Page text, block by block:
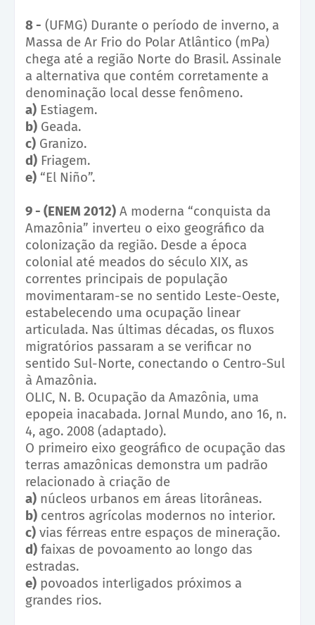
8 - (UFMG) Durante o período de inverno, a
Massa de Ar Frio do Polar Atlântico (mPa)
chega até a região Norte do Brasil. Assinale
a alternativa que contém corretamente a
denominação local desse fenômeno.
a) Estiagem.
b) Geada.
c) Granizo.
d) Friagem.
e) “El Niño”.
9 - (ENEM 2012) A moderna “conquista da
Amazônia” inverteu o eixo geográfico da
colonização da região. Desde a época
colonial até meados do século XIX, as
correntes principais de população
movimentaram-se no sentido Leste-Oeste,
estabelecendo uma ocupação linear
articulada. Nas últimas décadas, os fluxos
migratórios passaram a se verificar no
sentido Sul-Norte, conectando o Centro-Sul
à Amazônia.
OLIC, N. B. Ocupação da Amazônia, uma
epopeia inacabada. Jornal Mundo, ano 16, n.
4, ago. 2008 (adaptado).
O primeiro eixo geográfico de ocupação das
terras amazônicas demonstra um padrão
relacionado à criação de
a) núcleos urbanos em áreas litorâneas.
b) centros agrícolas modernos no interior.
c) vias férreas entre espaços de mineração.
d) faixas de povoamento ao longo das
estradas.
e) povoados interligados próximos a
grandes rios.